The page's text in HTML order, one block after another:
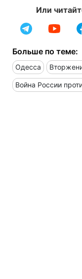
Или
Больше по теме:
Одесса
Война России